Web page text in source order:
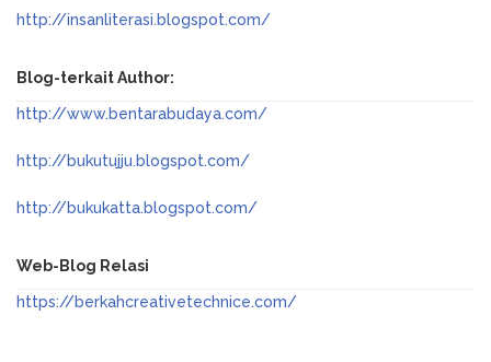
http://insanliterasi.blogspot.com/
Blog-terkait Author:
http://www.bentarabudaya.com/
http://bukutujju.blogspot.com/
http://bukukatta.blogspot.com/
Web-Blog Relasi
https://berkahcreativetechnice.com/